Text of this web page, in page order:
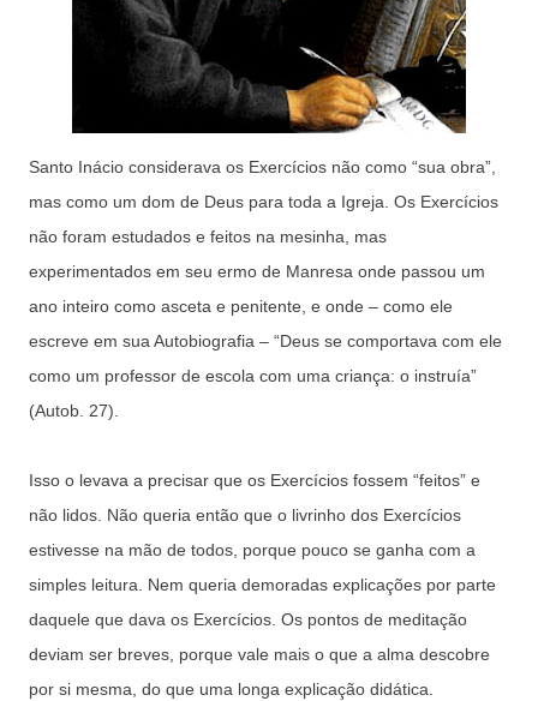
Santo Inácio considerava os Exercícios não como “sua obra”,
mas como um dom de Deus para toda a Igreja. Os Exercícios
não foram estudados e feitos na mesinha, mas
experimentados em seu ermo de Manresa onde passou um
ano inteiro como asceta e penitente, e onde – como ele
escreve em sua Autobiografia – “Deus se comportava com ele
como um professor de escola com uma criança: o instruía”
(Autob. 27).
Isso o levava a precisar que os Exercícios fossem “feitos” e
não lidos. Não queria então que o livrinho dos Exercícios
estivesse na mão de todos, porque pouco se ganha com a
simples leitura. Nem queria demoradas explicações por parte
daquele que dava os Exercícios. Os pontos de meditação
deviam ser breves, porque vale mais o que a alma descobre
por si mesma, do que uma longa explicação didática.